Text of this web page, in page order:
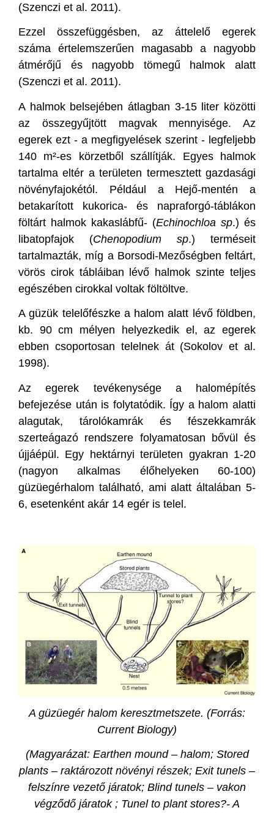
(Szenczi et al. 2011).
Ezzel összefüggésben, az áttelelő egerek
száma értelemszerűen magasabb a nagyobb
átmérőjű és nagyobb tömegű halmok alatt
(Szenczi et al. 2011).
A halmok belsejében átlagban 3-15 liter közötti
az összegyűjtött magvak mennyisége. Az
egerek ezt - a megfigyelések szerint - legfeljebb
140 m²-es körzetből szállítják. Egyes halmok
tartalma eltér a területen termesztett gazdasági
növényfajokétól. Például a Hejő-mentén a
betakarított kukorica- és napraforgó-táblákon
föltárt halmok kakaslábfű- (Echinochloa sp.) és
libatopfajok (Chenopodium sp.) terméseit
tartalmazták, míg a Borsodi-Mezőségben feltárt,
vörös cirok tábláiban lévő halmok szinte teljes
egészében cirokkal voltak föltöltve.
A güzük telelőfészke a halom alatt lévő földben,
kb. 90 cm mélyen helyezkedik el, az egerek
ebben csoportosan telelnek át (Sokolov et al.
1998).
Az egerek tevékenysége a halomépítés
befejezése után is folytatódik. Így a halom alatti
alagutak, tárolókamrák és fészekkamrák
szerteágazó rendszere folyamatosan bővül és
újjáépül. Egy hektárnyi területen gyakran 1-20
(nagyon alkalmas élőhelyeken 60-100)
güzüegérhalom található, ami alatt általában 5-
6, esetenként akár 14 egér is telel.
A güzüegér halom keresztmetszete. (Forrás:
Current Biology)
(Magyarázat: Earthen mound – halom; Stored
plants – raktározott növényi részek; Exit tunels –
felszínre vezető járatok; Blind tunels – vakon
végződő járatok ; Tunel to plant stores?- A